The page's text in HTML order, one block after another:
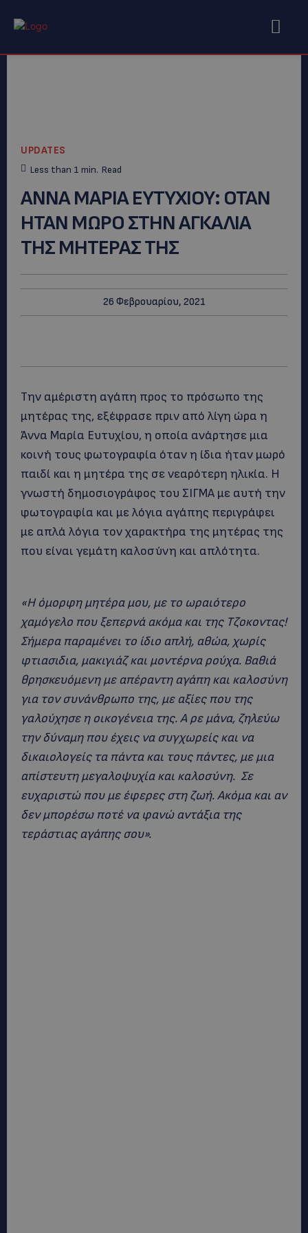
UPDATES
Less than 1 min. Read
ANNA MAΡΙΑ ΕΥΤΥΧΙΟΥ: ΟΤΑΝ
ΗΤΑΝ ΜΩΡΟ ΣΤΗΝ ΑΓΚΑΛΙΑ
ΤΗΣ ΜΗΤΕΡΑΣ ΤΗΣ
26 Φεβρουαρίου, 2021
Την αμέριστη αγάπη προς το πρόσωπο της
μητέρας της, εξέφρασε πριν από λίγη ώρα η
Άννα Μαρία Ευτυχίου, η οποία ανάρτησε μια
κοινή τους φωτογραφία όταν η ίδια ήταν μωρό
παιδί και η μητέρα της σε νεαρότερη ηλικία. Η
γνωστή δημοσιογράφος του ΣΙΓΜΑ με αυτή την
φωτογραφία και με λόγια αγάπης περιγράφει
με απλά λόγια τον χαρακτήρα της μητέρας της
που είναι γεμάτη καλοσύνη και απλότητα.
«Η όμορφη μητέρα μου, με το ωραιότερο
χαμόγελο που ξεπερνά ακόμα και της Τζοκοντας!
Σήμερα παραμένει το ίδιο απλή, αθώα, χωρίς
φτιασιδια, μακιγιάζ και μοντέρνα ρούχα. Βαθιά
θρησκευόμενη με απέραντη αγάπη και καλοσύνη
για τον συνάνθρωπο της, με αξίες που της
γαλούχησε η οικογένεια της. Α ρε μάνα, ζηλεύω
την δύναμη που έχεις να συγχωρείς και να
δικαιολογείς τα πάντα και τους πάντες, με μια
απίστευτη μεγαλοψυχία και καλοσύνη. Σε
ευχαριστώ που με έφερες στη ζωή. Ακόμα και αν
δεν μπορέσω ποτέ να φανώ αντάξια της
τεράστιας αγάπης σου».